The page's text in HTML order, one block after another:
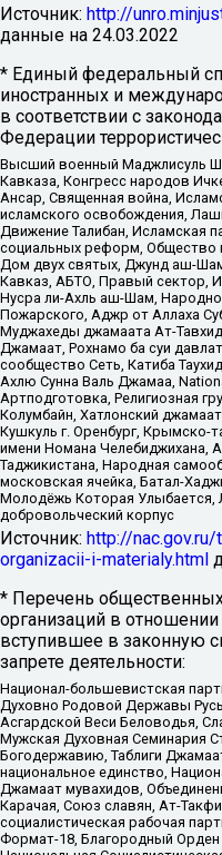
Источник: http://
данные на 24.03.2022
* Единый федеральный
иностранных и
в соответствии с
Федерации
Высший военный Маджлисуль
Кавказа, Конгресс народов
Ансар, Священная война,
исламского освобождения,
Движение Талибан, Исламская
социальных реформ, Общество
Дом двух святых, Джунд аш-
Кавказ, АБТО, Правый сектор,
Нусра ли-Ахль аш-Шам,
Пожарского, Аджр от Аллаха
Муджахеды джамаата Ат-
Джамаат, Рохнамо ба суи
сообщество Сеть, Катиба
Ахлю Сунна Валь Джамаа,
Артподготовка, Религиозная
Колумбайн, Хатлонский
Кушкуль г. Оренбург, Крымско-
имени Номана Челебиджихана,
Таджикистана, Народная
московская ячейка, Батал-
Молодёжь Которая Улыбается,
добровольческий корпус
Источник: http://
organizacii-i-materialy.html
* Перечень
организаций в
вступившее в законную
запрете деятельности:
Национал-большевистская
Духовно Родовой Державы
Асгардской Веси Беловодья,
Мужская Духовная Семинария
Богодержавию, Таблиги
национальное единство,
Джамаат мувахидов,
Карачая, Союз славян, Ат-
социалистическая рабочая
Формат-18, Благородный